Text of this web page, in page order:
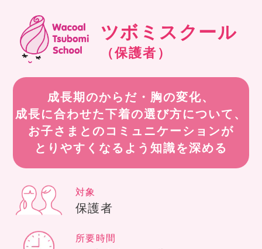
ツボミスクール
（保護者）
成長期のからだ・胸の変化、
成長に合わせた下着の選び方について、
お子さまとのコミュニケーションが
とりやすくなるよう知識を深める
対象
保護者
所要時間